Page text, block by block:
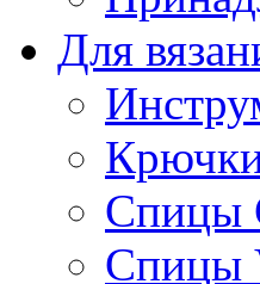
Для
Спицы
Спицы